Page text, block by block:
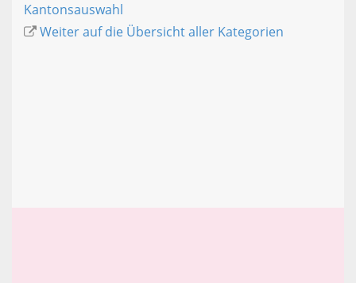
Kantonsauswahl
Weiter auf die Übersicht aller Kategorien